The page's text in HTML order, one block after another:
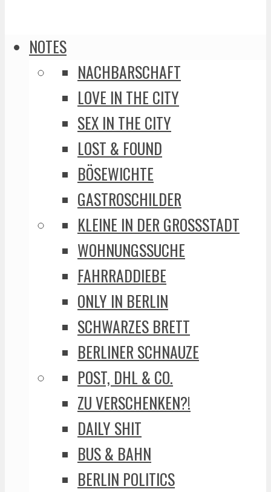
NOTES
NACHBARSCHAFT
LOVE IN THE CITY
SEX IN THE CITY
LOST & FOUND
BÖSEWICHTE
GASTROSCHILDER
KLEINE IN DER GROSSSTADT
WOHNUNGSSUCHE
FAHRRADDIEBE
ONLY IN BERLIN
SCHWARZES BRETT
BERLINER SCHNAUZE
POST, DHL & CO.
ZU VERSCHENKEN?!
DAILY SHIT
BUS & BAHN
BERLIN POLITICS